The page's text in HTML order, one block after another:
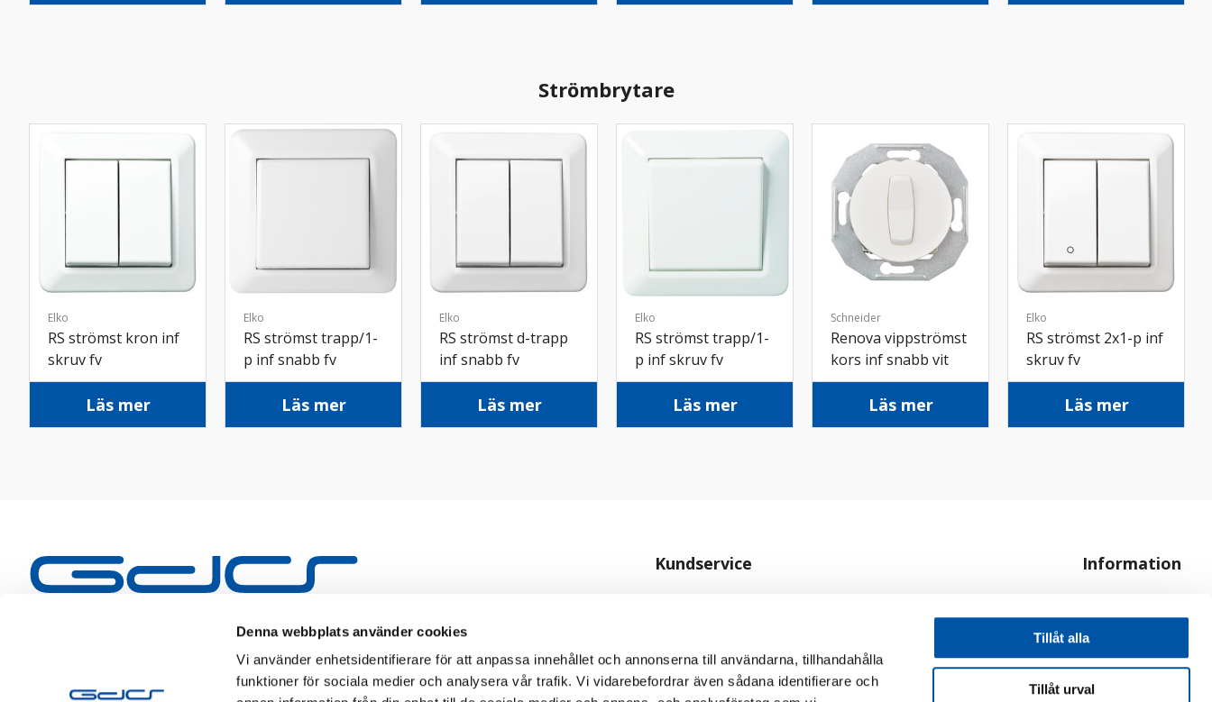
Denna webbplats använder cookies
Vi använder enhetsidentifierare för att anpassa innehållet och annonserna till användarna, tillhandahålla
funktioner för sociala medier och analysera vår trafik. Vi vidarebefordrar även sådana identifierare och
Tillåt alla
Tillåt urval
Strömbrytare
Elko
RS strömst kron inf
skruv fv
Läs mer
Elko
RS strömst trapp/1-
p inf snabb fv
Läs mer
Elko
RS strömst d-trapp
inf snabb fv
Läs mer
Elko
RS strömst trapp/1-
p inf skruv fv
Läs mer
Schneider
Renova vippströmst
kors inf snabb vit
Läs mer
Elko
RS strömst 2x1-p inf
skruv fv
Läs mer
Kundservice
Personuppgiftspolicy
Cookiepolicy
Information
Hur handlar jag?